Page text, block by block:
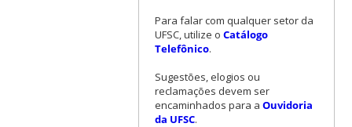
Para falar com qualquer setor da
UFSC, utilize o Catálogo
Telefônico.
Sugestões, elogios ou
reclamações devem ser
encaminhados para a Ouvidoria
da UFSC.